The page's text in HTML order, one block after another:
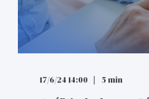
17/6/24 14:00 5 min